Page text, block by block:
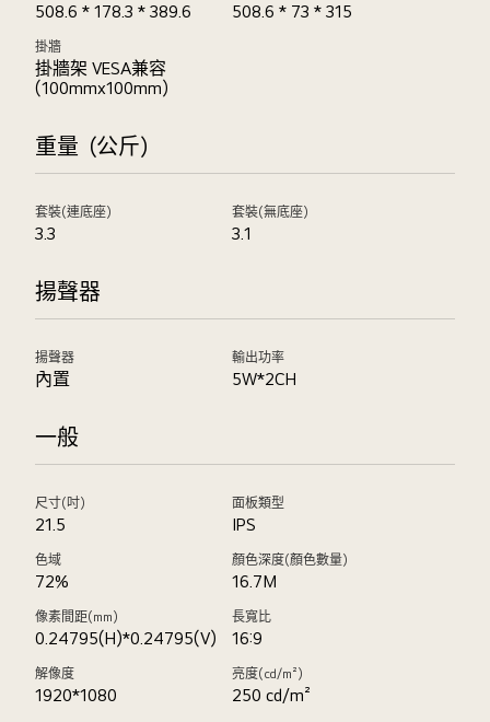
508.6 * 178.3 * 389.6 508.6 * 73 * 315
掛牆
掛牆架 VESA兼容
(100mmx100mm)
重量（公斤）
套裝(連底座)
3.3
套裝(無底座)
3.1
揚聲器
揚聲器
內置
輸出功率
5W*2CH
一般
尺寸(吋)
21.5
面板類型
IPS
色域
72%
顏色深度(顏色數量)
16.7M
像素間距(mm)
0.24795(H)*0.24795(V)
長寬比
16:9
解像度
1920*1080
亮度(cd/m²)
250 cd/m²